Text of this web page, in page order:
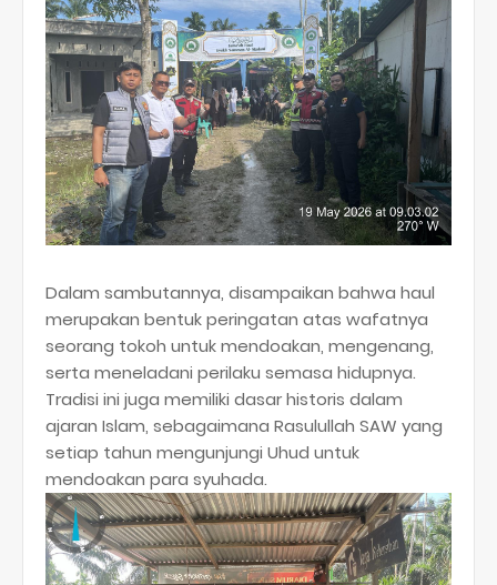
Dalam sambutannya, disampaikan bahwa haul
merupakan bentuk peringatan atas wafatnya
seorang tokoh untuk mendoakan, mengenang,
serta meneladani perilaku semasa hidupnya.
Tradisi ini juga memiliki dasar historis dalam
ajaran Islam, sebagaimana Rasulullah SAW yang
setiap tahun mengunjungi Uhud untuk
mendoakan para syuhada.